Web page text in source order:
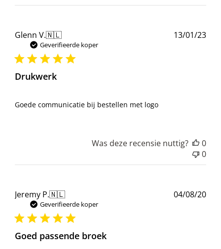
Glenn V.🇳🇱
Geverifieerde koper
Drukwerk
Goede communicatie bij bestellen met logo
13/01/23
Was deze recensie nuttig?
0
0
Jeremy P.🇳🇱
Geverifieerde koper
Goed passende broek
04/08/20